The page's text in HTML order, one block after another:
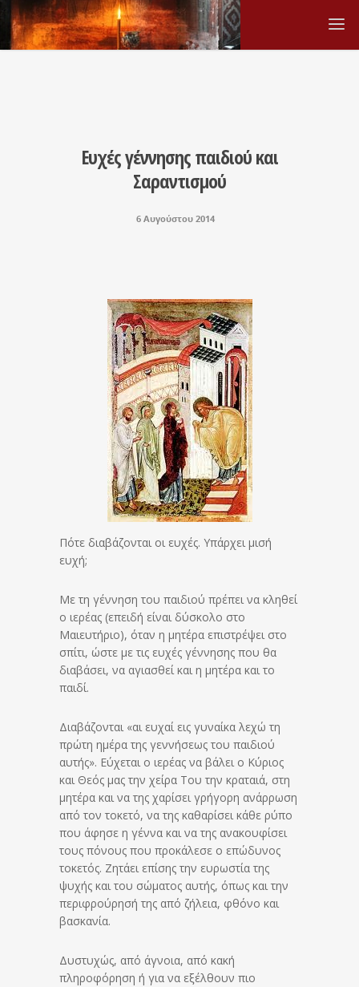
Ευχές γέννησης παιδιού και
Σαραντισμού
6 Αυγούστου 2014
Πότε διαβάζονται οι ευχές. Υπάρχει μισή
ευχή;
Με τη γέννηση του παιδιού πρέπει να κληθεί
ο ιερέας (επειδή είναι δύσκολο στο
Μαιευτήριο), όταν η μητέρα επιστρέψει στο
σπίτι, ώστε με τις ευχές γέννησης που θα
διαβάσει, να αγιασθεί και η μητέρα και το
παιδί.
Διαβάζονται «αι ευχαί εις γυναίκα λεχώ τη
πρώτη ημέρα της γεννήσεως του παιδιού
αυτής». Εύχεται ο ιερέας να βάλει ο Κύριος
και Θεός μας την χείρα Του την κραταιά, στη
μητέρα και να της χαρίσει γρήγορη ανάρρωση
από τον τοκετό, να της καθαρίσει κάθε ρύπο
που άφησε η γέννα και να της ανακουφίσει
τους πόνους που προκάλεσε ο επώδυνος
τοκετός. Ζητάει επίσης την ευρωστία της
ψυχής και του σώματος αυτής, όπως και την
περιφρούρησή της από ζήλεια, φθόνο και
βασκανία.
Δυστυχώς, από άγνοια, από κακή
πληροφόρηση ή για να εξέλθουν πιο